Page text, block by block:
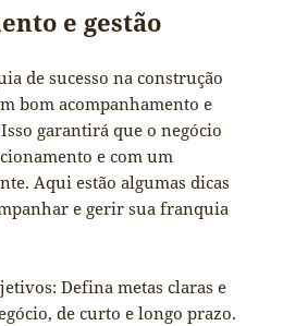
e gestão
de sucesso na construção
bom acompanhamento e
garantirá que o negócio
e com um
Aqui estão algumas dicas
e gerir sua franquia
Defina metas claras e
de curto e longo prazo.